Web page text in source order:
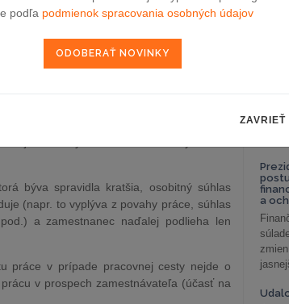
zahŕňa pojem vyslanie 3 rôzne situácie:
prostredníctvom svojich zamestnancov
(napr. do materskej spoločnosti) a
„vypožičiavateľovi“ v zahraničí.
pôvodnému zamestnávateľovi zachovaný.
forme vyslania na včasné vybavenie
býva spravidla kratšia, osobitný súhlas
(napr. to vyplýva z povahy práce, súhlas
a zamestnanec naďalej podlieha len
práce v prípade pracovnej cesty nejde o
v prospech zamestnávateľa (účasť na
Od
aké
a
podľa podmienok spracovania osobných údajov
ZAVRIEŤ